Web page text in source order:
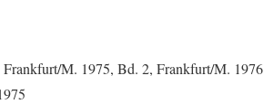
M. 1975, Bd. 2, Frankfurt/M. 1976